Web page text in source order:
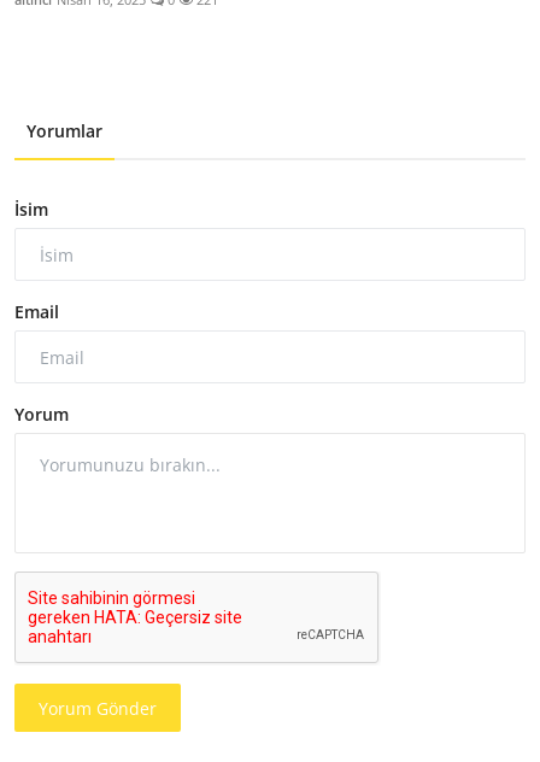
Yorumlar
İsim
Email
Yorum
Yorum Gönder